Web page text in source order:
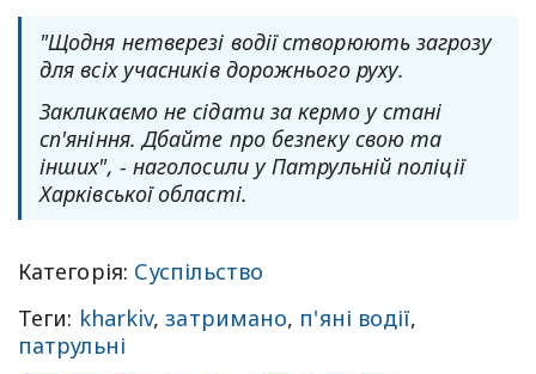
"Щодня нетверезі водії створюють загрозу
для всіх учасників дорожнього руху.
Закликаємо не сідати за кермо у стані
сп'яніння. Дбайте про безпеку свою та
інших", - наголосили у Патрульній поліції
Харківської області.
Категорія: Суспільство
Теги: kharkiv,затримано, п'яні водії,
патрульні